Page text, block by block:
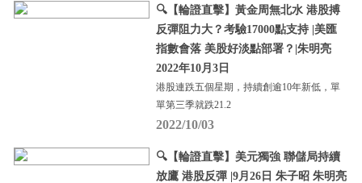
🔍【輪證直擊】黃金周無北水 港股搏
反彈阻力大？考驗17000點支持 |美匯
指數會落 美股好淡點部署？|朱明亮
2022年10月3日
港股連跌五個星期，持續創逾10年新低，單
單第三季就跌21.2
2022/10/03
🔍【輪證直擊】美元獨強 聯儲局持續
放鷹 港股反彈 |9月26日 朱子昭 朱明亮